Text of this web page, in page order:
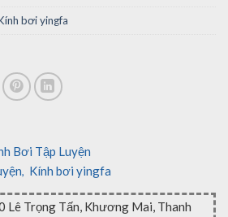
bơi yingfa
Bơi Tập Luyện
, Kính bơi yingfa
Lê Trọng Tấn, Khương Mai, Thanh